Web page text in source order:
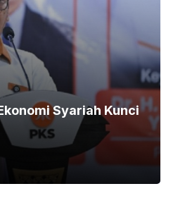
Syariah Kunci